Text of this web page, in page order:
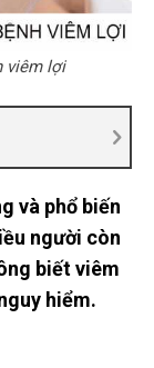
viêm lợi
và phổ biến
người còn
biết viêm
hiểm.